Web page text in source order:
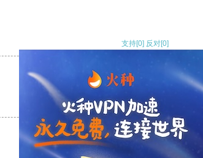
支持[0] 反对[0]
支持[0] 反对